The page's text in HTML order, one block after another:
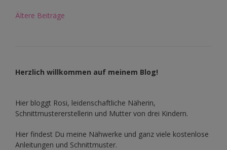
Beitragsnavigation
Ältere Beiträge
Herzlich willkommen auf meinem Blog!
Hier bloggt Rosi, leidenschaftliche Näherin,
Schnittmustererstellerin und Mutter von drei Kindern.
Hier findest Du meine Nähwerke und ganz viele kostenlose
Anleitungen und Schnittmuster.